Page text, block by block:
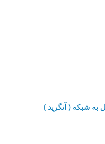
به شبکه ( آنگرید )